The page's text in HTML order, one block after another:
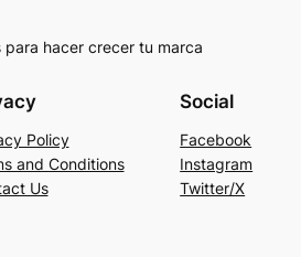
para hacer crecer tu marca
Policy
and Conditions
Us
Social
Facebook
Instagram
Twitter/X